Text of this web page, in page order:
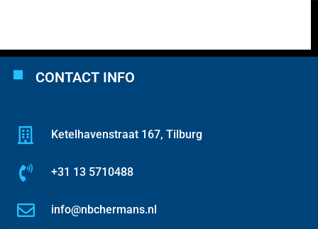
CONTACT INFO
Ketelhavenstraat 167, Tilburg
+31 13 5710488
info@nbchermans.nl